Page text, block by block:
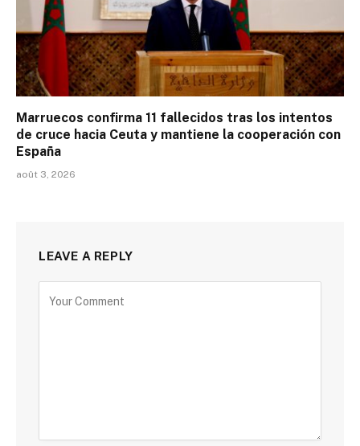
Marruecos confirma 11 fallecidos tras los intentos
de cruce hacia Ceuta y mantiene la cooperación con
España
août 3, 2026
LEAVE A REPLY